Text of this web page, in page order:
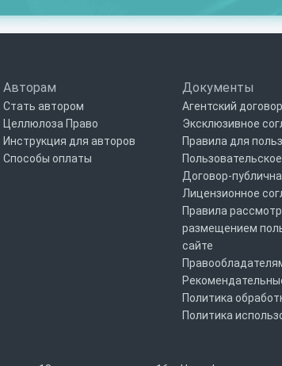
Авторам
Стать автором
Целлюлоза Право
Инструкция для авторов
Способы оплаты
Документы
Агентский договор
Эксклюзивное
Правила для
Договор-
Лицензионное
Правила
размещением
сайте
Политика
Политика